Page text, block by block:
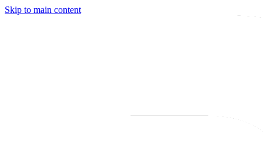
Skip to main content